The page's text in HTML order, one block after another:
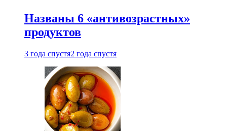
Названы 6 «антивозрастных»
продуктов
3 года спустя2 года спустя